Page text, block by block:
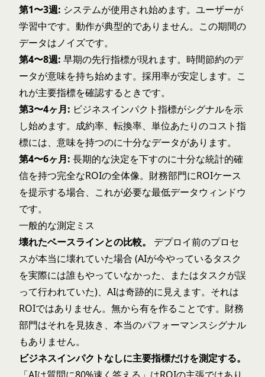
第1〜3週: システムが使用され始めます。ユーザーが
学習中です。動作が典型的でありません。この期間の
データはノイズです。
第4〜8週: 早期の先行指標が現れます。時間節約のデ
ータが意味を持ち始めます。採用率が安定します。こ
れが主要指標を確認するときです。
第3〜4ヶ月: ビジネスインパクト指標がシグナルを示
し始めます。成約率、転換率、単位あたりのコスト指
標には、意味を持つのに十分なデータがあります。
第4〜6ヶ月: 長期的な決定を下すのに十分な統計的確
信を持つ完全なROIの全体像。財務部門にROIケース
を提示する場合、これが必要な最低データウィンドウ
です。
一般的な測定ミス
壊れたベースラインとの比較。
デプロイ前のプロセ
スが本当に壊れていた場合 (AIが今やっているタスク
を実際には誰もやっていなかった、またはタスクが誤
って行われていた)、AIは奇跡的に見えます。それは
ROIではありません。無から有を作ることです。財務
部門はそれを見抜き、本当のパフォーマンスシグナル
もありません。
ビジネスインパクトなしに主要指標だけを測定する。